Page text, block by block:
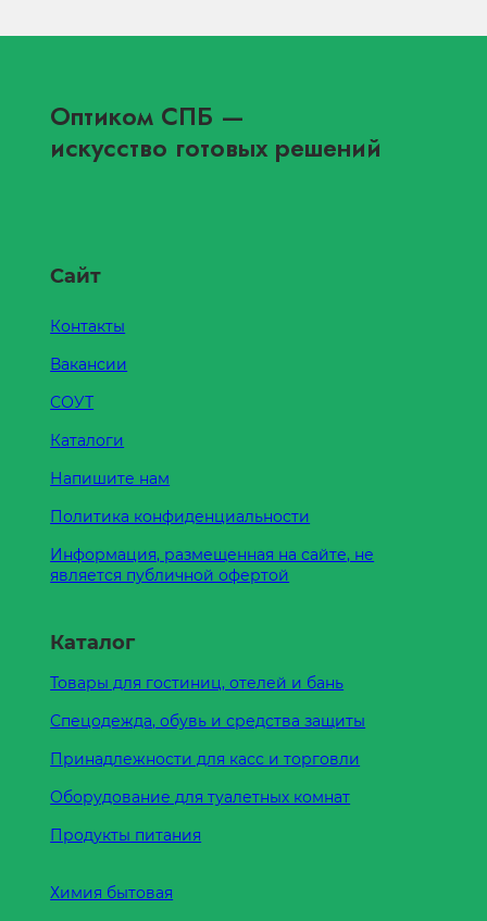
Оптиком СПБ —
искусство готовых решений
Сайт
Контакты
Вакансии
СОУТ
Каталоги
Напишите нам
Политика конфиденциальности
Информация, размещенная на сайте, не
является публичной офертой
Каталог
Товары для гостиниц, отелей и бань
Спецодежда, обувь и средства защиты
Принадлежности для касс и торговли
Оборудование для туалетных комнат
Продукты питания
Химия бытовая